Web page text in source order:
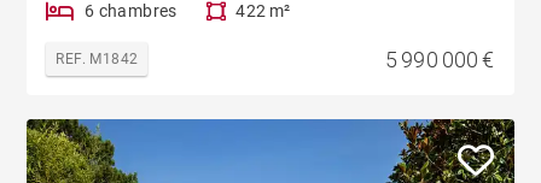
6 chambres 422 m²
REF. M1842 5 990 000 €